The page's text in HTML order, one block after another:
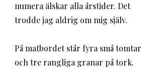
numera älskar alla årstider. Det
trodde jag aldrig om mig själv.
På matbordet står fyra små tomtar
och tre rangliga granar på tork.